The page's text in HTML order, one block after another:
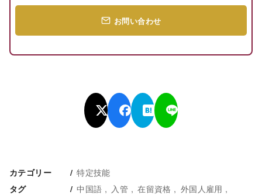
お問い合わせ
カテゴリー 特定技能
タグ 中国語 入管 在留資格
外国人雇用